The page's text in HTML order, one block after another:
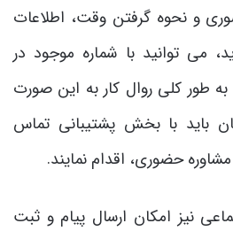
و نحوه گرفتن وقت، اطلاعات
می ‌توانید با شماره موجود در
طور کلی روال کار به این صورت
باید با بخش پشتیبانی تماس
حضوری، اقدام نمایند.
نیز امکان ارسال پیام و ثبت